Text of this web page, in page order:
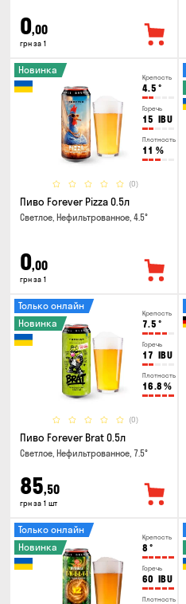
0,00
грн за 1
Крепость
4.5 °
Горечь
15 IBU
Плотность
11 %
(0)
Новинка
Пиво Forever Pizza 0.5л
Светлое, Нефильтрованное, 4.5°
0,00
грн за 1
Крепость
7.5 °
Горечь
17 IBU
Плотность
16.8 %
(0)
Только онлайн
Новинка
Пиво Forever Brat 0.5л
Светлое, Нефильтрованное, 7.5°
85,50
грн за 1 шт
Крепость
8 °
Горечь
60 IBU
Плотность
Только онлайн
Новинка